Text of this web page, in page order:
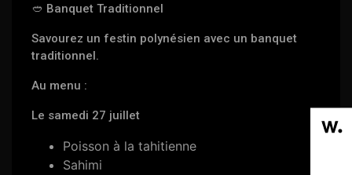
🥙 Banquet Traditionnel
Savourez un festin polynésien avec un banquet
traditionnel.
Au menu :
Le samedi 27 juillet
Poisson à la tahitienne
Sahimi